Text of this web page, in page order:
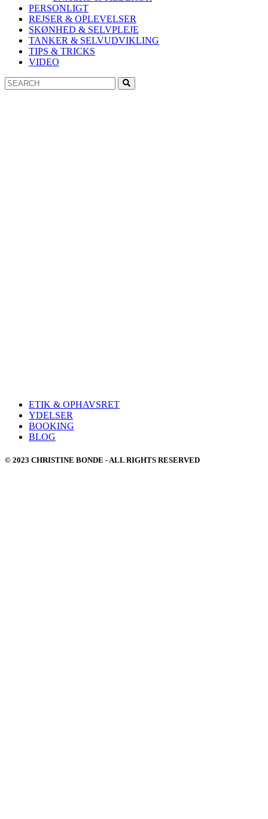
PERSONLIGT
REJSER & OPLEVELSER
SKØNHED & SELVPLEJE
TANKER & SELVUDVIKLING
TIPS & TRICKS
VIDEO
Search
for:
ETIK & OPHAVSRET
YDELSER
BOOKING
BLOG
© 2023 CHRISTINE BONDE - ALL RIGHTS RESERVED